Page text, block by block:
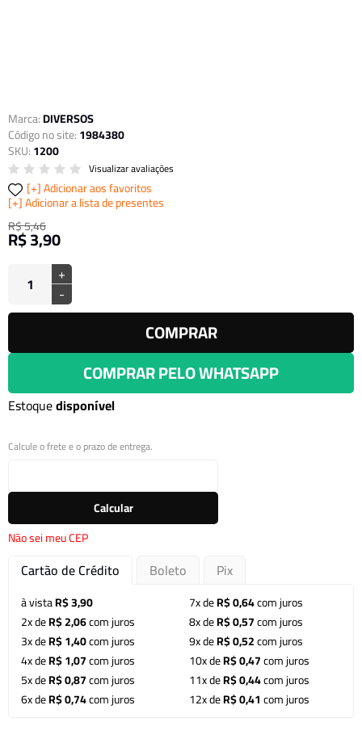
Marca:DIVERSOS
Código no site:1984380
SKU:1200
Visualizar avaliações
Adicionar aos favoritos
Adicionar a lista de presentes
R$ 5,46
R$ 3,90
+
-
COMPRAR
COMPRAR PELO WHATSAPP
Estoquedisponível
Calcule o frete e o prazo de entrega.
Calcular
Não sei meu CEP
Cartão de Crédito Boleto Pix
à vistaR$ 3,90
2x deR$ 2,06com juros
3x deR$ 1,40com juros
4x deR$ 1,07com juros
5x deR$ 0,87com juros
6x deR$ 0,74com juros
7x deR$ 0,64com juros
8x deR$ 0,57com juros
9x deR$ 0,52com juros
10x deR$ 0,47com juros
11x deR$ 0,44com juros
12x deR$ 0,41com juros